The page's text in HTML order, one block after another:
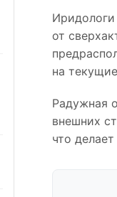
от
на
Радужная
внешних
что